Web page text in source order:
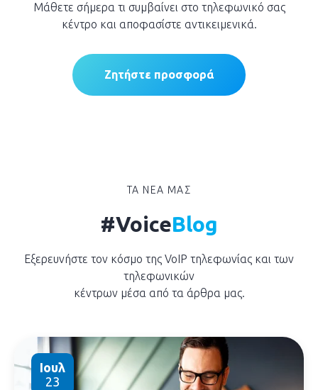
Μάθετε σήμερα τι συμβαίνει στο τηλεφωνικό σας
κέντρο και αποφασίστε αντικειμενικά.
Ζητήστε προσφορά
ΤΑ ΝΕΑ ΜΑΣ
#VoiceΒlog
Εξερευνήστε τον κόσμο της VoIP τηλεφωνίας και των
τηλεφωνικών
κέντρων μέσα από τα άρθρα μας.
Ιουλ
23